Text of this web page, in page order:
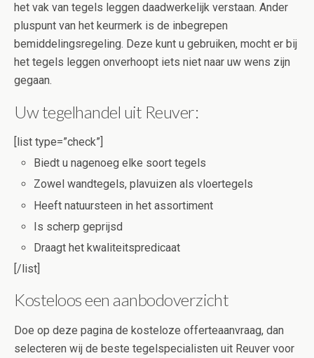
het vak van tegels leggen daadwerkelijk verstaan. Ander
pluspunt van het keurmerk is de inbegrepen
bemiddelingsregeling. Deze kunt u gebruiken, mocht er bij
het tegels leggen onverhoopt iets niet naar uw wens zijn
gegaan.
Uw tegelhandel uit Reuver:
[list type=”check”]
Biedt u nagenoeg elke soort tegels
Zowel wandtegels, plavuizen als vloertegels
Heeft natuursteen in het assortiment
Is scherp geprijsd
Draagt het kwaliteitspredicaat
[/list]
Kosteloos een aanbodoverzicht
Doe op deze pagina de kosteloze offerteaanvraag, dan
selecteren wij de beste tegelspecialisten uit Reuver voor